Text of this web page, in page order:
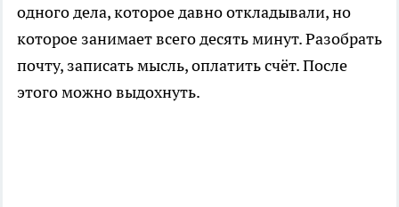
одного дела, которое давно откладывали, но
которое занимает всего десять минут. Разобрать
почту, записать мысль, оплатить счёт. После
этого можно выдохнуть.